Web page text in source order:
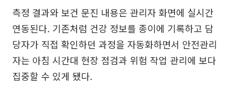
측정 결과와 보건 문진 내용은 관리자 화면에 실시간
연동된다. 기존처럼 건강 정보를 종이에 기록하고 담
당자가 직접 확인하던 과정을 자동화하면서 안전관리
자는 아침 시간대 현장 점검과 위험 작업 관리에 보다
집중할 수 있게 됐다.